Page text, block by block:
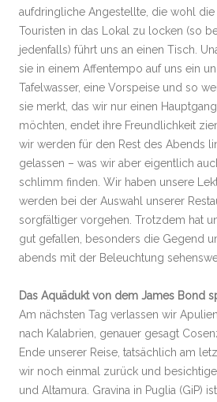
aufdringliche Angestellte, die wohl die
Touristen in das Lokal zu locken (so
jedenfalls) führt uns an einen Tisch.
sie in einem Affentempo auf uns ein
Tafelwasser, eine Vorspeise und so
sie merkt, das wir nur einen
möchten, endet ihre Freundlichkeit
wir werden für den Rest des Abends
gelassen – was wir aber eigentlich
schlimm finden. Wir haben unsere
werden bei der Auswahl unserer
sorgfältiger vorgehen. Trotzdem hat
gut gefallen, besonders die Gegend
abends mit der Beleuchtung
Das Aquädukt von dem James Bond
Am nächsten Tag verlassen wir
nach Kalabrien, genauer gesagt
Ende unserer Reise, tatsächlich am
wir noch einmal zurück und
und Altamura. Gravina in Puglia (GiP)